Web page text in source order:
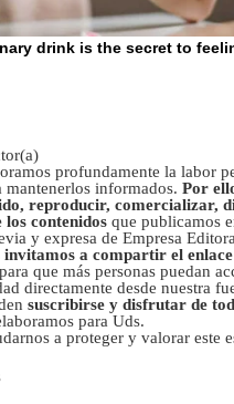
profundamente la labor
mantenerlos informados. Por
reproducir, comercializar,
contenidos que publicamos
y expresa de Empresa
invitamos a compartir el
que más personas puedan
directamente desde nuestra
suscribirse y disfrutar de
para Uds.
a proteger y valorar este